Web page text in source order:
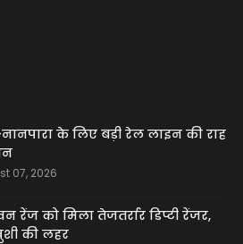
के लिए बड़ी रेल लाइन की राह
07, 2026
रेंज को मिला तेजतर्रार डिप्टी रेंजर,
की लहर